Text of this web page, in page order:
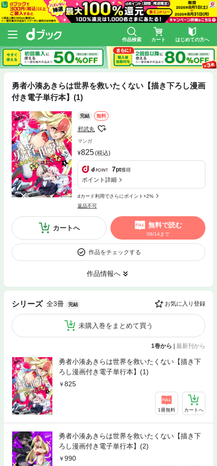
作品検索 カート はじめての方へ
勇者小湊あきらは世界を救いたくない【描き下ろし漫画
付き電子単行本】(1)
完結 無料
邪武丸
マンガ
825(税込)
7pt獲得
ポイント詳細
dカード利用でさらにポイント+2%
返品不可
カートへ 無料で読む
08/14まで
作品をチェックする
作品情報へ
シリーズ 全3冊 完結 お気に入り登録
未購入巻をまとめて買う
1巻から 最新刊から
勇者小湊あきらは世界を救いたくない【描き下
ろし漫画付き電子単行本】(1)
825
1冊無料 カートへ
勇者小湊あきらは世界を救いたくない【描き下
ろし漫画付き電子単行本】(2)
990